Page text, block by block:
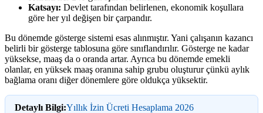
Katsayı: Devlet tarafından belirlenen, ekonomik koşullara
göre her yıl değişen bir çarpandır.
Bu dönemde gösterge sistemi esas alınmıştır. Yani çalışanın kazancı
belirli bir gösterge tablosuna göre sınıflandırılır. Gösterge ne kadar
yüksekse, maaş da o oranda artar. Ayrıca bu dönemde emekli
olanlar, en yüksek maaş oranına sahip grubu oluşturur çünkü aylık
bağlama oranı diğer dönemlere göre oldukça yüksektir.
Detaylı Bilgi:Yıllık İzin Ücreti Hesaplama 2026